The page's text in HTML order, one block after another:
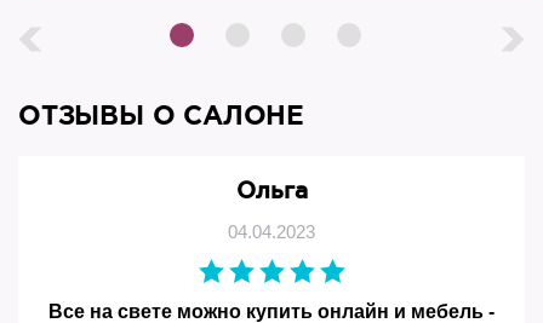
ОТЗЫВЫ О САЛОНЕ
Ольга
04.04.2023
Все на свете можно купить онлайн и мебель -